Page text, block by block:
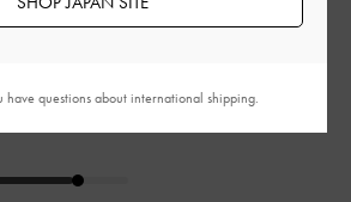
カラー: ベージュ系
questions about international shipping.